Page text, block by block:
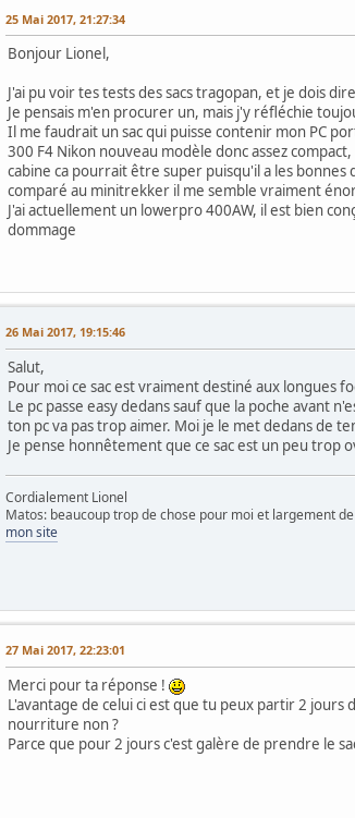
25 Mai 2017, 21:27:34
Bonjour Lionel,
J'ai pu voir tes tests des sacs tragopan, et je dois
Je pensais m'en procurer un, mais j'y réfléchie
Il me faudrait un sac qui puisse contenir mon PC
300 F4 Nikon nouveau modèle donc assez
cabine ca pourrait être super puisqu'il a les bonnes
comparé au minitrekker il me semble vraiment
J'ai actuellement un lowerpro 400AW, il est bien
dommage
26 Mai 2017, 19:15:46
Salut,
Pour moi ce sac est vraiment destiné aux longues
Le pc passe easy dedans sauf que la poche avant
ton pc va pas trop aimer. Moi je le met dedans de
Je pense honnêtement que ce sac est un peu trop
Cordialement Lionel
Matos: beaucoup trop de chose pour moi et largement
mon site
27 Mai 2017, 22:23:01
Merci pour ta réponse !
L'avantage de celui ci est que tu peux partir 2
nourriture non ?
Parce que pour 2 jours c'est galère de prendre le